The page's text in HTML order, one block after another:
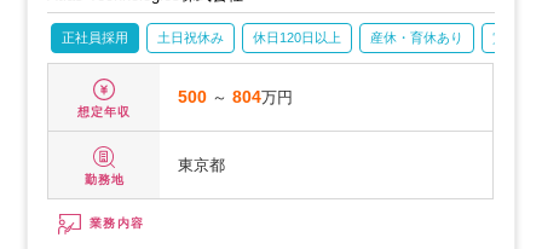
正社員採用 土日祝休み 休日120日以上 産休・育休あり 賞与あ
想定年収
500 ～804万円
勤務地
東京都
業務内容